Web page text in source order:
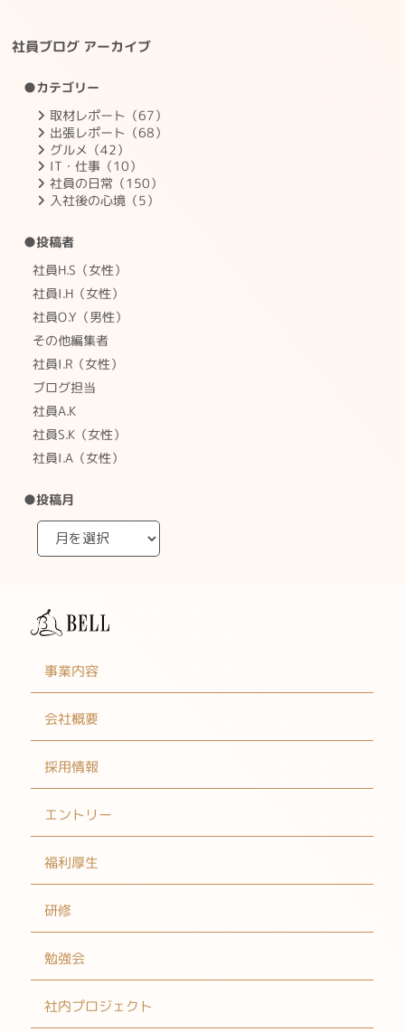
社員ブログ アーカイブ
●カテゴリー
取材レポート（67）
出張レポート（68）
グルメ（42）
IT・仕事（10）
社員の日常（150）
入社後の心境（5）
●投稿者
社員H.S（女性）
社員I.H（女性）
社員O.Y（男性）
その他編集者
社員I.R（女性）
ブログ担当
社員A.K
社員S.K（女性）
社員I.A（女性）
●投稿月
事業内容
会社概要
採用情報
エントリー
福利厚生
研修
勉強会
社内プロジェクト